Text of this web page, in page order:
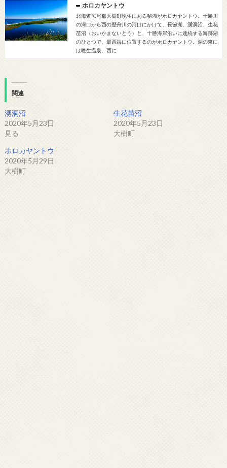
ホロカヤントウ
北海道広尾郡大樹町晩生にある秘湖がホロカヤントウ。十勝川
の河口から西の歴舟川の河口にかけて、長節湖、湧洞沼、生花
苗沼（おいかまないとう）と、十勝海岸沿いに連続する海跡湖
のひとつで、最西端に位置するのがホロカヤントウ。湖の東に
は晩生温泉、西に
関連
湧洞沼
2020年5月23日
見る
生花苗沼
2020年5月23日
大樹町
ホロカヤントウ
2020年5月29日
大樹町